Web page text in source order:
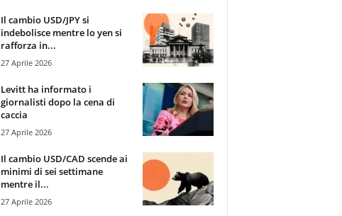
Il cambio USD/JPY si
indebolisce mentre lo yen si
rafforza in...
27 Aprile 2026
Levitt ha informato i
giornalisti dopo la cena di
caccia
27 Aprile 2026
Il cambio USD/CAD scende ai
minimi di sei settimane
mentre il...
27 Aprile 2026